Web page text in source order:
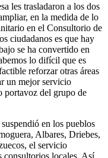
les trasladaron a los dos
en la medida de lo
en el Consultorio de
ciudadanos es que hay
se ha convertido en
lo difícil que es
reforzar otras áreas
un mejor servicio
portavoz del grupo de
en los pueblos
Albares, Driebes,
el servicio
consultorios locales. Así,